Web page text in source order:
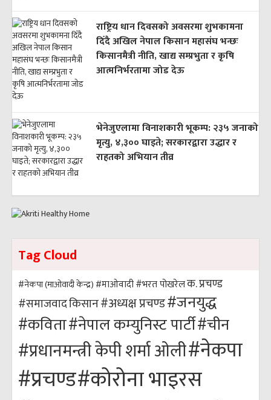
राष्ट्रिय धान दिवसको अवसरमा शुभकामना
दिँदै अखिल नेपाल किसान महासंघ भन्छः
किसानमैत्री नीति, खाद्य सम्प्रभुता र कृषि
आत्मनिर्भरतामा जोड देऊ
भेनेजुएलामा विनाशकारी भूकम्प: २३५ जनाको
मृत्यु, ४,३०० घाइते; सरकारद्वारा उद्धार र
राहतको अभियान तीव्र
Tag Cloud
#नेकपा (माओवादी केन्द्र) #माओवादी#भरत पोखरेलक. प्रचण्ड
#समाजवादकिसान#अध्यक्ष प्रचण्ड#जनयुद्ध
#कविता#नेपाल कम्युनिस्ट पार्टी#चीन
#प्रधानमन्त्री केपी शर्मा ओली#नेकपा
#प्रचण्ड#कोरोना भाइरस